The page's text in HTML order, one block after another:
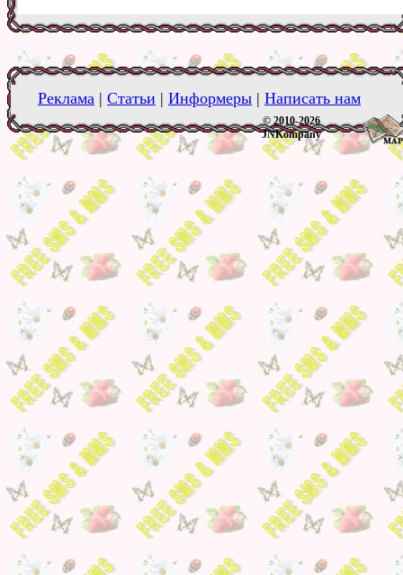
Реклама | Статьи | Информеры | Написать нам
© 2010-2026
JNKompany